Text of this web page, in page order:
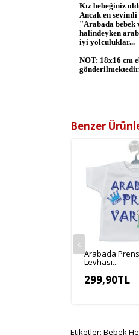
Kız bebeğiniz
Ancak en sevimli
"Arabada bebek
halindeyken
iyi yolculuklar...
NOT: 18x16 cm
Benzer
Arabada
Levhası...
299,90TL
Etiketler: Bebek